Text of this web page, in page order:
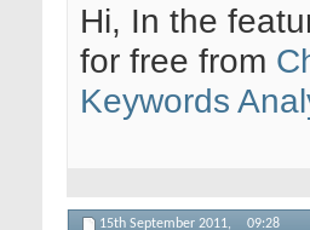
Hi, In the
for free from
Keywords
15th September 2011, 09:28